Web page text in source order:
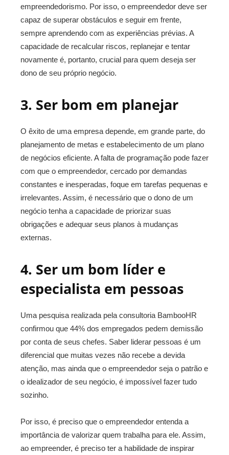
empreendedorismo. Por isso, o empreendedor deve ser
capaz de superar obstáculos e seguir em frente,
sempre aprendendo com as experiências prévias. A
capacidade de recalcular riscos, replanejar e tentar
novamente é, portanto, crucial para quem deseja ser
dono de seu próprio negócio.
3. Ser bom em planejar
O êxito de uma empresa depende, em grande parte, do
planejamento de metas e estabelecimento de um plano
de negócios eficiente. A falta de programação pode fazer
com que o empreendedor, cercado por demandas
constantes e inesperadas, foque em tarefas pequenas e
irrelevantes. Assim, é necessário que o dono de um
negócio tenha a capacidade de priorizar suas
obrigações e adequar seus planos à mudanças
externas.
4. Ser um bom líder e
especialista em pessoas
Uma pesquisa realizada pela consultoria BambooHR
confirmou que 44% dos empregados pedem demissão
por conta de seus chefes. Saber liderar pessoas é um
diferencial que muitas vezes não recebe a devida
atenção, mas ainda que o empreendedor seja o patrão e
o idealizador de seu negócio, é impossível fazer tudo
sozinho.
Por isso, é preciso que o empreendedor entenda a
importância de valorizar quem trabalha para ele. Assim,
ao empreender, é preciso ter a habilidade de inspirar